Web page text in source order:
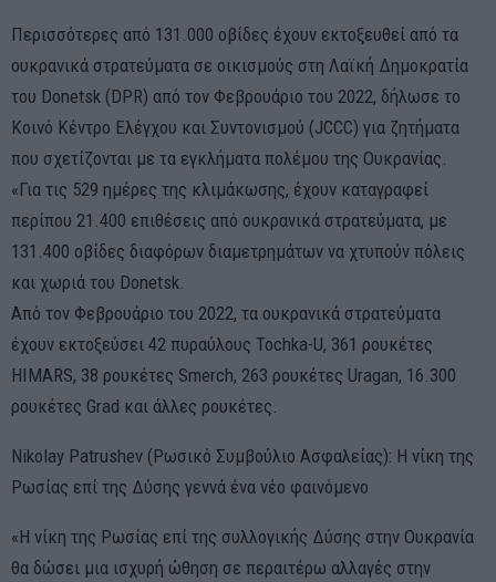
Περισσότερες από 131.000 οβίδες έχουν εκτοξευθεί από τα
ουκρανικά στρατεύματα σε οικισμούς στη Λαϊκή Δημοκρατία
του Donetsk (DPR) από τον Φεβρουάριο του 2022, δήλωσε το
Κοινό Κέντρο Ελέγχου και Συντονισμού (JCCC) για ζητήματα
που σχετίζονται με τα εγκλήματα πολέμου της Ουκρανίας.
«Για τις 529 ημέρες της κλιμάκωσης, έχουν καταγραφεί
περίπου 21.400 επιθέσεις από ουκρανικά στρατεύματα, με
131.400 οβίδες διαφόρων διαμετρημάτων να χτυπούν πόλεις
και χωριά του Donetsk.
Aπό τον Φεβρουάριο του 2022, τα ουκρανικά στρατεύματα
έχουν εκτοξεύσει 42 πυραύλους Tochka-U, 361 ρουκέτες
HIMARS, 38 ρουκέτες Smerch, 263 ρουκέτες Uragan, 16.300
ρουκέτες Grad και άλλες ρουκέτες.
Nikolay Patrushev (Ρωσικό Συμβούλιο Ασφαλείας): Η νίκη της
Ρωσίας επί της Δύσης γεννά ένα νέο φαινόμενο
«Η νίκη της Ρωσίας επί της συλλογικής Δύσης στην Ουκρανία
θα δώσει μια ισχυρή ώθηση σε περαιτέρω αλλαγές στην